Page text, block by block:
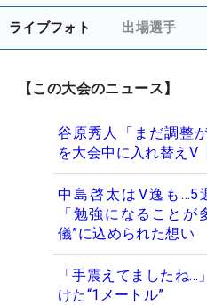
ライブフォト 出場選手
【この大会のニュース】
谷原秀人「まだ調整
を大会中に入れ替えV
中島啓太はV逸も…5
「勉強になること
儀”に込められた想い
「手震えてましたね
けた“1メートル”